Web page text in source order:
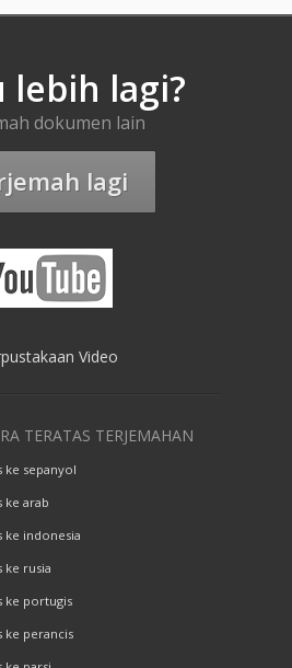
lebih lagi?
dokumen lain
lagi
Video
TERATAS TERJEMAHAN
ke sepanyol
ke arab
ke indonesia
ke rusia
ke portugis
ke perancis